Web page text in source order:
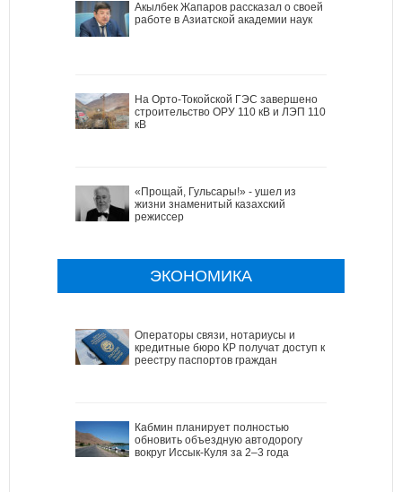
Акылбек Жапаров рассказал о своей
работе в Азиатской академии наук
На Орто-Токойской ГЭС завершено
строительство ОРУ 110 кВ и ЛЭП 110
кВ
«Прощай, Гульсары!» - ушел из
жизни знаменитый казахский
режиссер
ЭКОНОМИКА
Операторы связи, нотариусы и
кредитные бюро КР получат доступ к
реестру паспортов граждан
Кабмин планирует полностью
обновить объездную автодорогу
вокруг Иссык-Куля за 2–3 года